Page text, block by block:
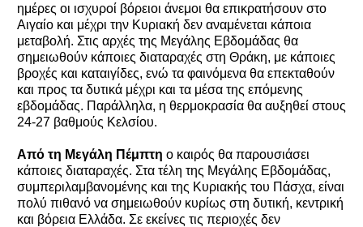
ημέρες οι ισχυροί βόρειοι άνεμοι θα επικρατήσουν στο
Αιγαίο και μέχρι την Κυριακή δεν αναμένεται κάποια
μεταβολή. Στις αρχές της Μεγάλης Εβδομάδας θα
σημειωθούν κάποιες διαταραχές στη Θράκη, με κάποιες
βροχές και καταιγίδες, ενώ τα φαινόμενα θα επεκταθούν
και προς τα δυτικά μέχρι και τα μέσα της επόμενης
εβδομάδας. Παράλληλα, η θερμοκρασία θα αυξηθεί στους
24-27 βαθμούς Κελσίου.
Από τη Μεγάλη Πέμπτη ο καιρός θα παρουσιάσει
κάποιες διαταραχές. Στα τέλη της Μεγάλης Εβδομάδας,
συμπεριλαμβανομένης και της Κυριακής του Πάσχα, είναι
πολύ πιθανό να σημειωθούν κυρίως στη δυτική, κεντρική
και βόρεια Ελλάδα. Σε εκείνες τις περιοχές δεν